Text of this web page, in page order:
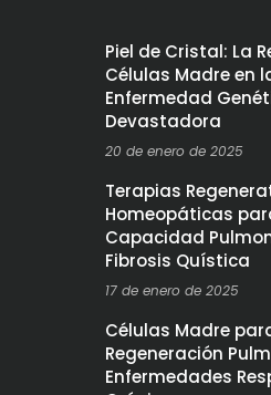
Piel de Cristal: La
Células Madre en
Enfermedad
Devastadora
20 de enero de 2025
Terapias
Homeopáticas
Capacidad
Fibrosis Quística
17 de enero de 2025
Células Madre
Regeneración
Enfermedades